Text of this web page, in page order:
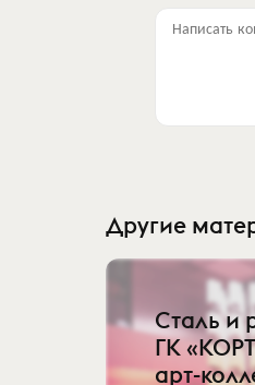
Написать
Другие
Сталь и
ГК
арт-